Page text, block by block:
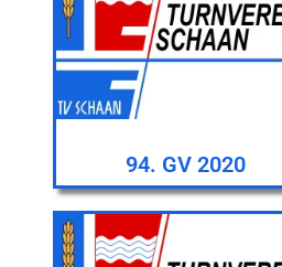
94. GV 2020